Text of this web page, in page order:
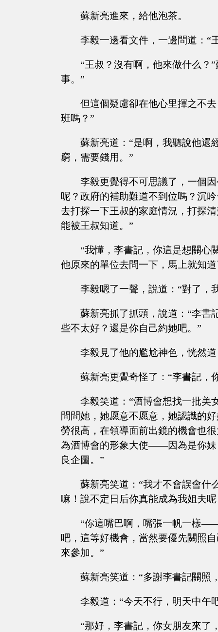
蘇新亮進來，給他泡茶。
李毅一邊看文件，一邊問道：“
“王叔？沒有啊，他來做什么？
事。”
但這個疑慮卻在他心里揮之不
班嗎？”
蘇新亮道：“是啊，我聽說他還
窮，需要錢用。”
李毅更覺得不可思議了，一個
呢？政府的補助難道不到位嗎？沉
去打探一下王叔的家庭情況，打探
能被王叔知道。”
“我懂，李書記，你這是想關心
他原來的單位去問一下，馬上就知道
李毅嗯了一聲，說道：“對了，
蘇新亮抓了抓頭，說道：“李書
些不太好？還是你自己約她吧。”
李毅見了他的尷尬神色，恍然
蘇新亮更覺奇怪了：“李書記，
李毅笑道：“酒博會想找一批美
問問她，她愿意不愿意，她認識的
勞很高，在領導面前出鏡的機會也
為酒博會的形象大使——因為是你妹
良企圖。”
蘇新亮笑道：“我才不會誤會什
嘛！說不定日后你真能成為我姐夫
“你這嘴巴啊，嘴張一帆一樣
吧，這等好機會，當然要優先關照
來參加。”
蘇新亮笑道：“多謝李書記關照
李毅道：“今天不行，明天中午
“那好，李書記，你女朋友來了